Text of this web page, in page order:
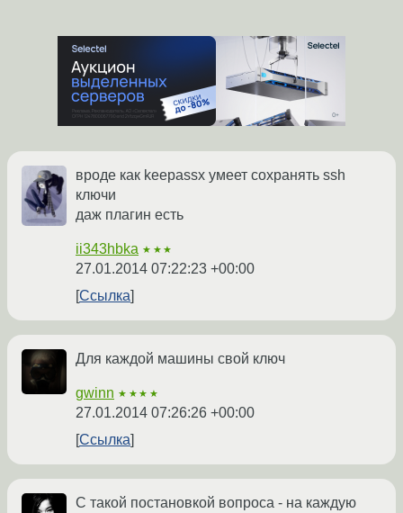
вроде как keepassx умеет сохранять ssh
ключи
даж плагин есть
ii343hbka ★★★
27.01.2014 07:22:23 +00:00
Ссылка
Для каждой машины свой ключ
gwinn ★★★★
27.01.2014 07:26:26 +00:00
Ссылка
С такой постановкой вопроса - на каждую